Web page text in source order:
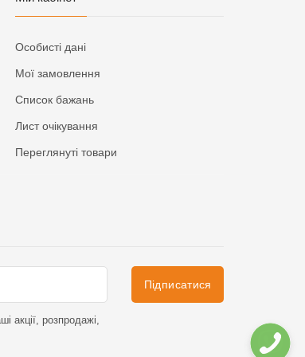
Особисті дані
Мої замовлення
Список бажань
Лист очікування
Переглянуті товари
акції, розпродажі,
Підписатися